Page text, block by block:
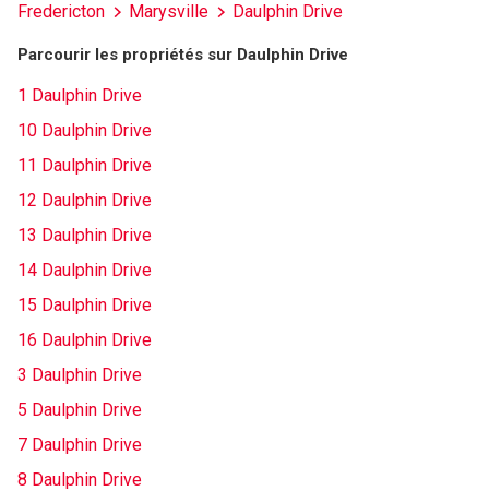
Fredericton
Marysville Daulphin Drive
Parcourir les propriétés sur Daulphin Drive
1 Daulphin Drive
10 Daulphin Drive
11 Daulphin Drive
12 Daulphin Drive
13 Daulphin Drive
14 Daulphin Drive
15 Daulphin Drive
16 Daulphin Drive
3 Daulphin Drive
5 Daulphin Drive
7 Daulphin Drive
8 Daulphin Drive